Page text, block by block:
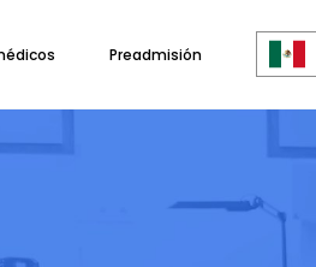
Preadmisión